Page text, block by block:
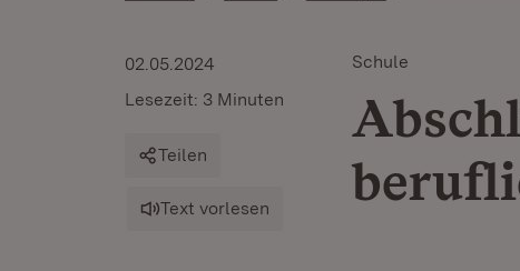
Schule
02.05.2024
Lesezeit: 3 Minuten
Teilen
Text vorlesen